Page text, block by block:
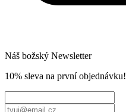
Náš božský Newsletter
10% sleva na první objednávku!